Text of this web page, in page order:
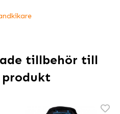
tillbehör till
produkt